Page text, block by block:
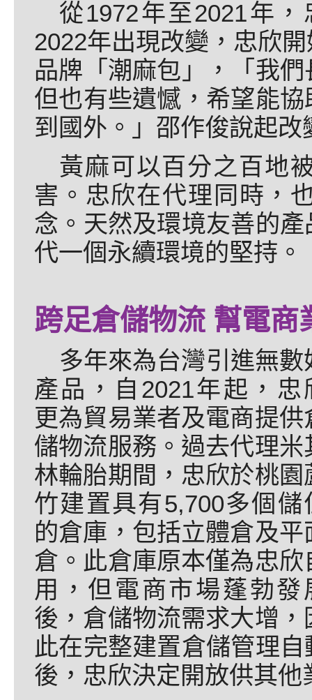
從1972年至2021年
2022年出現改變，忠欣
品牌「潮麻包」，「我
但也有些遺憾，希望能
到國外。」邵作俊說起改
黃麻可以百分之百地
害。忠欣在代理同時，
念。天然及環境友善的
代一個永續環境的堅持。
跨足倉儲物流 幫電商
多年來為台灣引進無數
產品，自2021年起，忠
更為貿易業者及電商提供
儲物流服務。過去代理米
林輪胎期間，忠欣於桃園
竹建置具有5,700多個儲
的倉庫，包括立體倉及平
倉。此倉庫原本僅為忠欣
用，但電商市場蓬勃發
後，倉儲物流需求大增，
此在完整建置倉儲管理
後，忠欣決定開放供其他